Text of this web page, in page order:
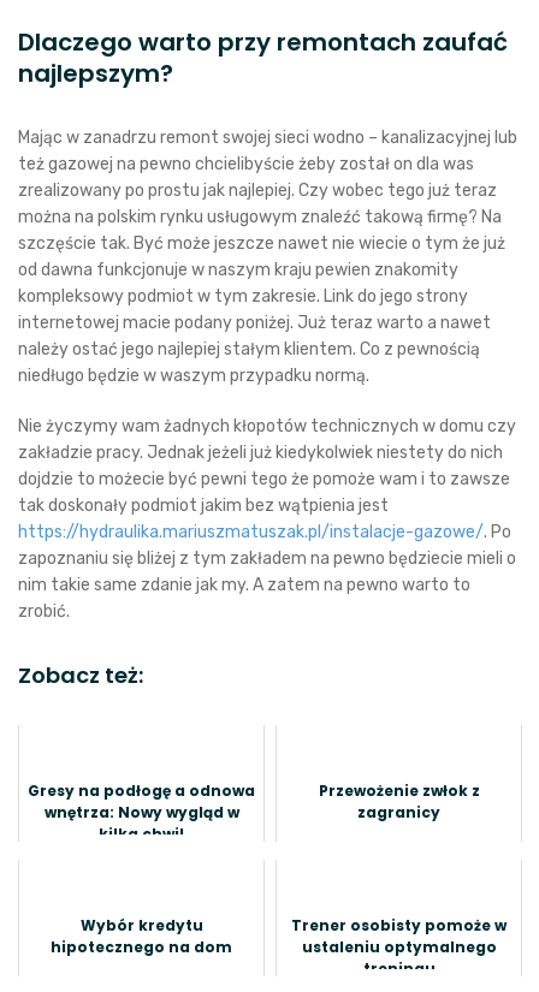
Dlaczego warto przy remontach zaufać
najlepszym?
Mając w zanadrzu remont swojej sieci wodno – kanalizacyjnej lub
też gazowej na pewno chcielibyście żeby został on dla was
zrealizowany po prostu jak najlepiej. Czy wobec tego już teraz
można na polskim rynku usługowym znaleźć takową firmę? Na
szczęście tak. Być może jeszcze nawet nie wiecie o tym że już
od dawna funkcjonuje w naszym kraju pewien znakomity
kompleksowy podmiot w tym zakresie. Link do jego strony
internetowej macie podany poniżej. Już teraz warto a nawet
należy ostać jego najlepiej stałym klientem. Co z pewnością
niedługo będzie w waszym przypadku normą.
Nie życzymy wam żadnych kłopotów technicznych w domu czy
zakładzie pracy. Jednak jeżeli już kiedykolwiek niestety do nich
dojdzie to możecie być pewni tego że pomoże wam i to zawsze
tak doskonały podmiot jakim bez wątpienia jest
https://hydraulika.mariuszmatuszak.pl/instalacje-gazowe/. Po
zapoznaniu się bliżej z tym zakładem na pewno będziecie mieli o
nim takie same zdanie jak my. A zatem na pewno warto to
zrobić.
Zobacz też:
Gresy na podłogę a odnowa
wnętrza: Nowy wygląd w
kilka chwil
Przewożenie zwłok z
zagranicy
Wybór kredytu
hipotecznego na dom
Trener osobisty pomoże w
ustaleniu optymalnego
treningu